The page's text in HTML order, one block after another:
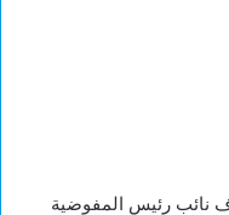
رئيس المفوضية